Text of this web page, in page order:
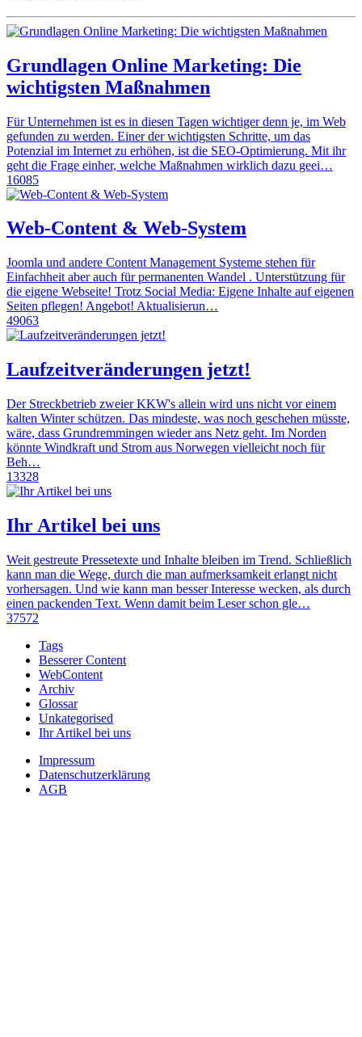
Grundlagen Online Marketing: Die
wichtigsten Maßnahmen
Für Unternehmen ist es in diesen Tagen wichtiger denn je, im Web
gefunden zu werden. Einer der wichtigsten Schritte, um das
Potenzial im Internet zu erhöhen, ist die SEO-Optimierung. Mit ihr
geht die Frage einher, welche Maßnahmen wirklich dazu geei…
16085
Web-Content & Web-System
Joomla und andere Content Management Systeme stehen für
Einfachheit aber auch für permanenten Wandel . Unterstützung für
die eigene Webseite! Trotz Social Media: Eigene Inhalte auf eigenen
Seiten pflegen! Angebot! Aktualisierun…
49063
Laufzeitveränderungen jetzt!
Der Streckbetrieb zweier KKW's allein wird uns nicht vor einem
kalten Winter schützen. Das mindeste, was noch geschehen müsste,
wäre, dass Grundremmingen wieder ans Netz geht. Im Norden
könnte Windkraft und Strom aus Norwegen vielleicht noch für
Beh…
13328
Ihr Artikel bei uns
Weit gestreute Pressetexte und Inhalte bleiben im Trend. Schließlich
kann man die Wege, durch die man aufmerksamkeit erlangt nicht
vorhersagen. Und wie kann man besser Interesse wecken, als durch
einen packenden Text. Wenn damit beim Leser schon gle…
37572
Tags
Besserer Content
WebContent
Archiv
Glossar
Unkategorised
Ihr Artikel bei uns
Impressum
Datenschutzerklärung
AGB